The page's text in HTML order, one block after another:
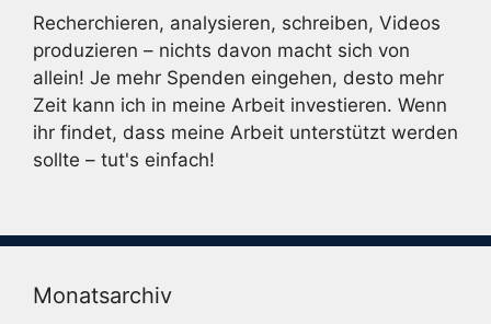
Recherchieren, analysieren, schreiben, Videos
produzieren – nichts davon macht sich von
allein! Je mehr Spenden eingehen, desto mehr
Zeit kann ich in meine Arbeit investieren. Wenn
ihr findet, dass meine Arbeit unterstützt werden
sollte – tut's einfach!
Monatsarchiv